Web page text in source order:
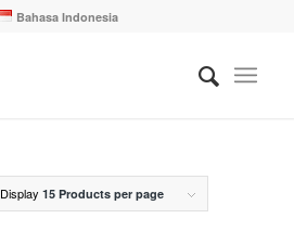
Bahasa Indonesia
Display 15 Products per page